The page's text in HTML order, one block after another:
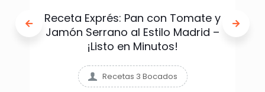
Receta Exprés: Pan con Tomate y
Jamón Serrano al Estilo Madrid –
¡Listo en Minutos!
Recetas 3 Bocados